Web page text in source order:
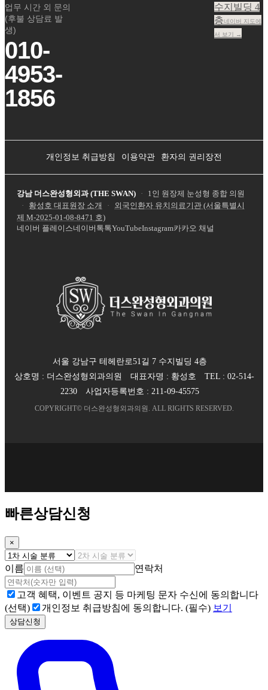
업무 시간 외 문의
(후불 상담료 발
생)
010-
4953-
1856
수지빌딩 4
층네이버 지도에
서 보기 →
개인정보 취급방침 이용약관 환자의 권리장전
강남 더스완성형외과 (THE SWAN) ·
1인 원장제 눈성형 종합 의원
·
황성호 대표원장 소개 ·
외국인환자 유치의료기관 (서울특별시
제 M-2025-01-08-8471 호)
네이버 플레이스네이버톡톡YouTubeInstagram카카오 채널
서울 강남구 테헤란로51길 7 수지빌딩 4층
상호명 : 더스완성형외과의원 대표자명 : 황성호 TEL : 02-514-
2230
사업자등록번호 : 211-09-45575
COPYRIGHT© 더스완성형외과의원 . ALL RIGHTS RESERVED.
빠른상담신청
×
이름 연락처
고객 혜택, 이벤트 공지 등 마케팅 문자 수신에 동의합니다
(선택)
개인정보 취급방침에 동의합니다. (필수) 보기
상담신청